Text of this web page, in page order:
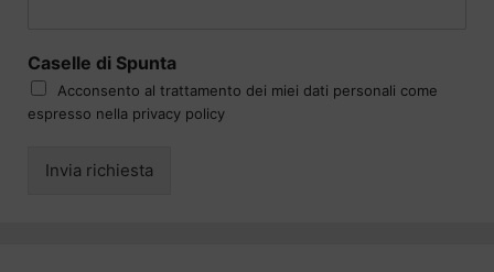
Caselle di Spunta
Acconsento al trattamento dei miei dati personali come
espresso nella privacy policy
Invia richiesta